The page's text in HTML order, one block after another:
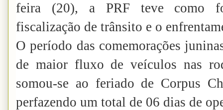
feira (20), a PRF teve como
fiscalização de trânsito e o
O período das comemorações
de maior fluxo de veículos nas
somou-se ao feriado de Corpus
perfazendo um total de 06 dias de